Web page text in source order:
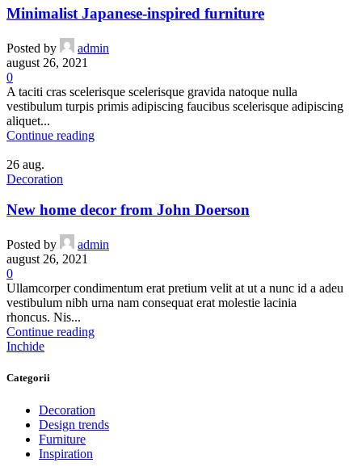
Minimalist Japanese-inspired furniture
Posted by
admin
august 26, 2021
0
A taciti cras scelerisque scelerisque gravida natoque nulla
vestibulum turpis primis adipiscing faucibus scelerisque adipiscing
aliquet...
Continue reading
26 aug.
Decoration
New home decor from John Doerson
Posted by
admin
august 26, 2021
0
Ullamcorper condimentum erat pretium velit at ut a nunc id a adeu
vestibulum nibh urna nam consequat erat molestie lacinia
rhoncus. Nis...
Continue reading
Inchide
Categorii
Decoration
Design trends
Furniture
Inspiration